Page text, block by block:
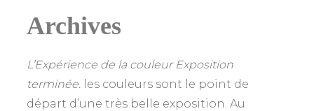
Archives
L’Expérience de la couleur Exposition
terminée.
les couleurs sont le point de
départ d’une très belle exposition. Au